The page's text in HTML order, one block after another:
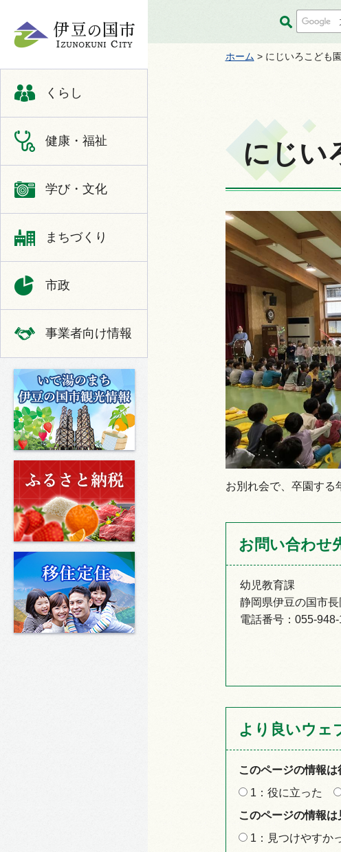
くらし
健康・福祉
学び・文化
まちづくり
市政
事業者向け情報
いで湯のまち 伊豆の国市の観光情報
ホーム > にじいろこども
にじい
お別れ会で、卒園する
お問い合わせ
幼児教育課
静岡県伊豆の国市
電話番号：055-
より良いウェ
このページの情報
1：役に立った
このページの情報
1：見つけやすか